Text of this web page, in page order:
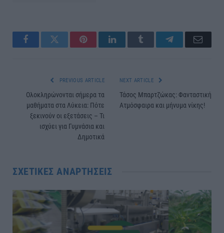
FacebookTwitter PinterestLinkedInTumblr TelegramEmail
PREVIOUS ARTICLE
Ολοκληρώνονται σήμερα τα
μαθήματα στα Λύκεια: Πότε
ξεκινούν οι εξετάσεις – Τι
ισχύει για Γυμνάσια και
Δημοτικά
NEXT ARTICLE
Τάσος Μπαρτζώκας: Φανταστική
Ατμόσφαιρα και μήνυμα νίκης!
ΣΧΕΤΙΚΈΣ ΑΝΑΡΤΉΣΕΙΣ